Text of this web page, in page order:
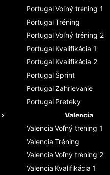
Portugal Voľný tréning 1
Portugal Tréning
Portugal Voľný tréning 2
Portugal Kvalifikácia 1
Portugal Kvalifikácia 2
Portugal Šprint
Portugal Zahrievanie
Portugal Preteky
Valencia
Valencia Voľný tréning 1
Valencia Tréning
Valencia Voľný tréning 2
Valencia Kvalifikácia 1